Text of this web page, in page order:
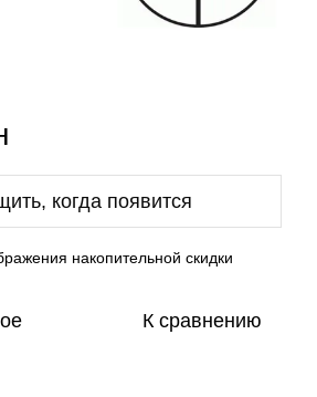
когда появится
накопительной скидки
К сравнению